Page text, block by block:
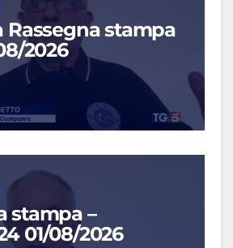
Rassegna stampa
2026
stampa –
01/08/2026